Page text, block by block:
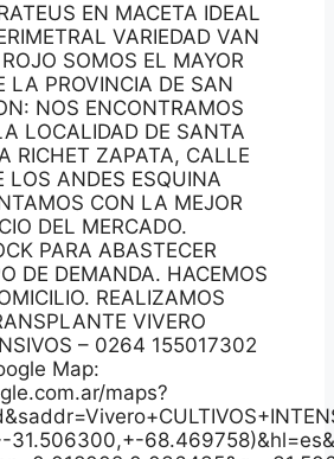
EN MACETA IDEAL
VARIEDAD VAN
SOMOS EL MAYOR
LA PROVINCIA DE SAN
NOS ENCONTRAMOS
LOCALIDAD DE SANTA
RICHET ZAPATA, CALLE
LOS ANDES ESQUINA
CON LA MEJOR
DEL MERCADO.
PARA ABASTECER
DE DEMANDA. HACEMOS
REALIZAMOS
VIVERO
– 0264 155017302
Map:
maps?
31.506300,+-